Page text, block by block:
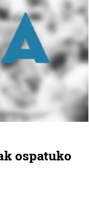
ospatuko